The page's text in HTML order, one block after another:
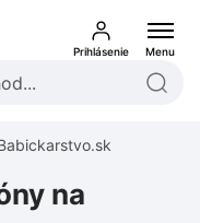
Prihlásenie Menu
na